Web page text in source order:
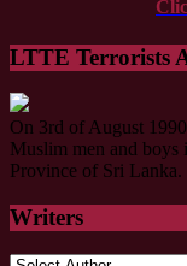
LTTE Terrorists
On 3rd of August
Muslim men and boys
Province of Sri Lanka.
Writers